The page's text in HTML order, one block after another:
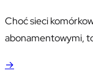
Choć sieci
abonamentowymi,
zainteresowaniem.
→